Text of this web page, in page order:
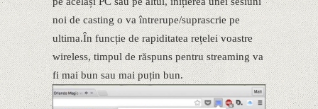
noi de casting o va întrerupe/suprascrie pe
ultima.În funcție de rapiditatea rețelei voastre
wireless, timpul de răspuns pentru streaming va
fi mai bun sau mai puțin bun.